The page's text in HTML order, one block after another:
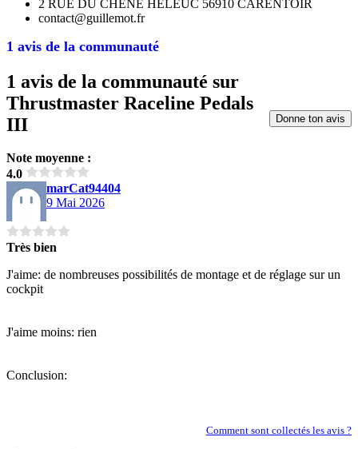
1 avis de la communauté
2 RUE DU CHENE HELEUC 56910 CARENTOIR
contact@guillemot.fr
1 avis de la communauté sur
Thrustmaster Raceline Pedals
III
Note moyenne :
4.0
Donne ton avis
marCat94404
9 Mai 2026
Très bien
J'aime: de nombreuses possibilités de montage et de réglage sur un
cockpit
J'aime moins: rien
Conclusion:
Comment sont collectés les avis ?